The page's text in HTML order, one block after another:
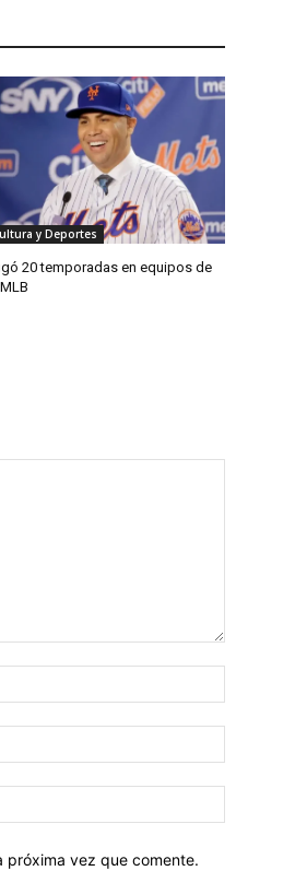
y Deportes
20 temporadas en equipos de
electrónico:*
web:
próxima vez que comente.